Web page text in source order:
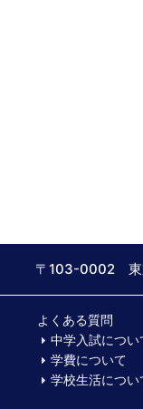
〒103-0002 東
よくある質問
中学入試につい
学費について
学校生活につい